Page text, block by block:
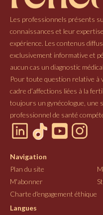
Les professionnels présents
connaissances et leur
expérience. Les contenus
exclusivement informative et
aucun cas un diagnostic
Pour toute question relative à
cadre d’affections liées à la
toujours un gynécologue, une
professionnel de santé
Navigation
Plan du site
M'abonner
Charte d'engagement éthique
Langues